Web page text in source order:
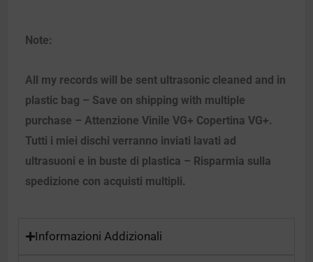
Note:
All my records will be sent ultrasonic cleaned and in
plastic bag – Save on shipping with multiple
purchase – Attenzione Vinile VG+ Copertina VG+.
Tutti i miei dischi verranno inviati lavati ad
ultrasuoni e in buste di plastica – Risparmia sulla
spedizione con acquisti multipli.
Informazioni Addizionali